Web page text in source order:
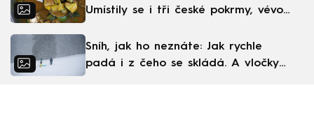
Umístily se i tři české pokrmy, vévodí
Sníh, jak ho neznáte: Jak rychle
padá i z čeho se skládá. A vločky